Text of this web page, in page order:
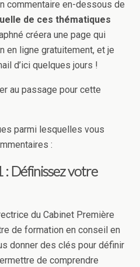
commentaire en-dessous de
de ces thématiques
créera une page qui
en ligne gratuitement, et je
d’ici quelques jours !
au passage pour cette
parmi lesquelles vous
:
: Définissez votre
du Cabinet Première
de formation en conseil en
donner des clés pour définir
de comprendre